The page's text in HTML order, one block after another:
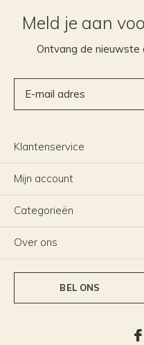
Meld je aan
Ontvang de nieuwste
Klantenservice
Mijn account
Categorieën
Over ons
BEL ONS